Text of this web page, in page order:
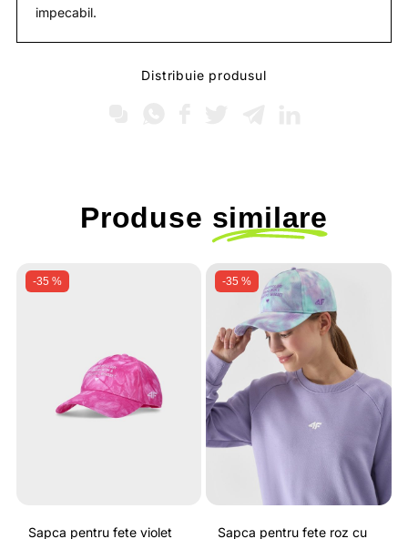
impecabil.
Distribuie produsul
Produse similare
-35 %
Sapca pentru fete violet
-35 %
Sapca pentru fete roz cu